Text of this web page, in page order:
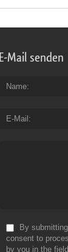
E-Mail senden
Name
E-Mail
By
consent to
by you in the